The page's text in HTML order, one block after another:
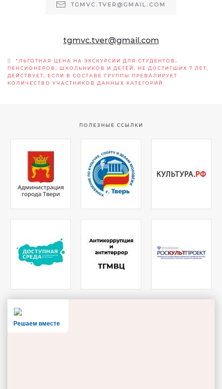
TGMVC.TVER@GMAIL.COM
tgmvc.tver@gmail.com
*ЛЬГОТНАЯ ЦЕНА НА ЭКСКУРСИИ ДЛЯ СТУДЕНТОВ,
ПЕНСИОНЕРОВ, ШКОЛЬНИКОВ И ДЕТЕЙ, НЕ ДОСТИГШИХ 7 ЛЕТ,
ДЕЙСТВУЕТ, ЕСЛИ В СОСТАВЕ ГРУППЫ ПРЕВАЛИРУЕТ
КОЛИЧЕСТВО УЧАСТНИКОВ ДАННЫХ КАТЕГОРИЙ.
ПОЛЕЗНЫЕ ССЫЛКИ
Решаем вместе